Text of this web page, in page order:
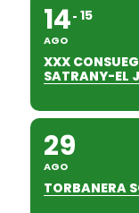
14
AGO
15
XXX
SATRANY-EL
29
AGO
TORBANERA